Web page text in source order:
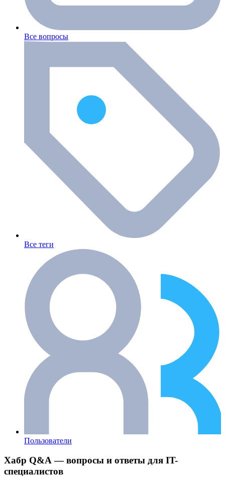
Все вопросы
Все теги
Пользователи
Хабр Q&A — вопросы и ответы для IT-
специалистов